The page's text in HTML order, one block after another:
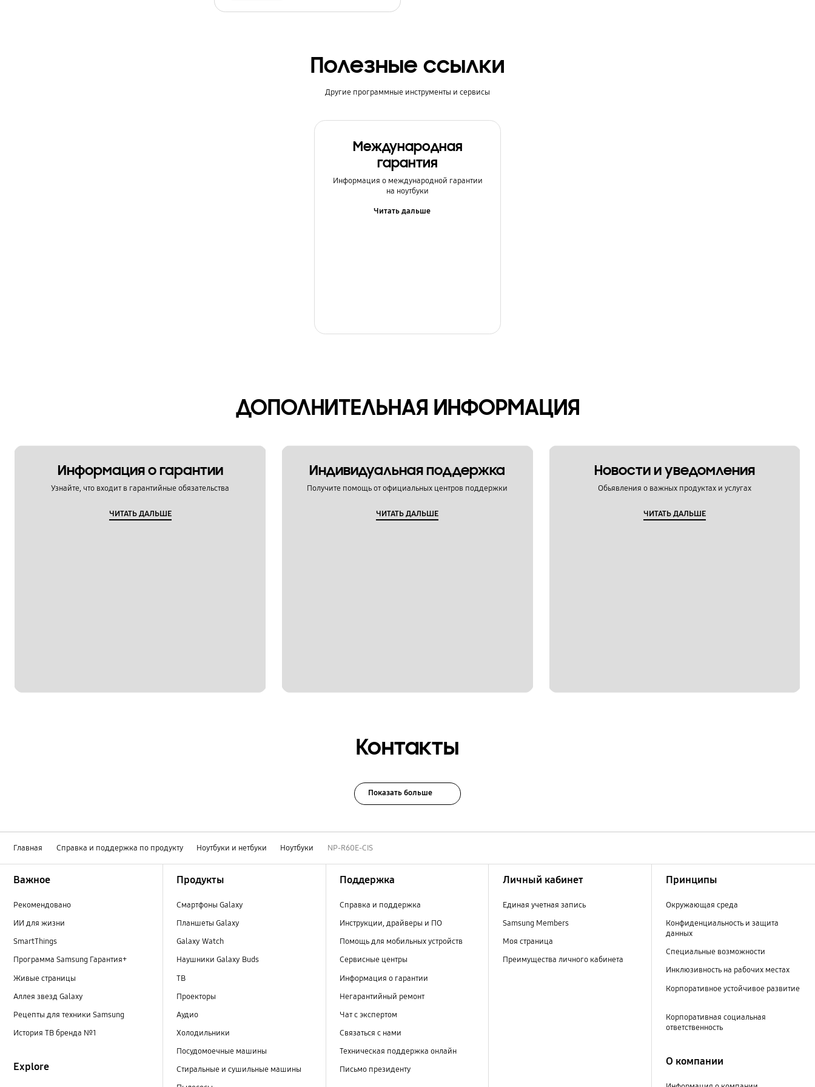
Полезные ссылки
Другие программные инструменты и сервисы
Международная
гарантия
Информация о международной гарантии
на ноутбуки
Читать дальше
ДОПОЛНИТЕЛЬНАЯ ИНФОРМАЦИЯ
Информация о гарантии
Узнайте, что входит в гарантийные обязательства
ЧИТАТЬ ДАЛЬШЕ
Индивидуальная поддержка
Получите помощь от официальных центров поддержки
ЧИТАТЬ ДАЛЬШЕ
Новости и уведомления
Обьявления о важных продуктах и услугах
ЧИТАТЬ ДАЛЬШЕ
Контакты
Показать больше
Главная Справка и поддержка по продукту Ноутбуки и нетбуки Ноутбуки NP-R60E-CIS
Важное
Рекомендовано
ИИ для жизни
SmartThings
Программа Samsung Гарантия+
Живые страницы
Аллея звезд Galaxy
Рецепты для техники Samsung
История ТВ бренда №1
Explore
Продукты
Смартфоны Galaxy
Планшеты Galaxy
Galaxy Watch
Наушники Galaxy Buds
ТВ
Проекторы
Аудио
Холодильники
Посудомоечные машины
Стиральные и сушильные машины
Поддержка
Справка и поддержка
Инструкции, драйверы и ПО
Помощь для мобильных устройств
Сервисные центры
Информация о гарантии
Негарантийный ремонт
Чат с экспертом
Связаться с нами
Техническая поддержка онлайн
Письмо президенту
Личный кабинет
Единая учетная запись
Samsung Members
Моя страница
Преимущества личного кабинета
Принципы
Окружающая среда
Конфиденциальность и защита
данных
Специальные возможности
Инклюзивность на рабочих местах
Корпоративное устойчивое развитие
Корпоративная социальная
ответственность
О компании